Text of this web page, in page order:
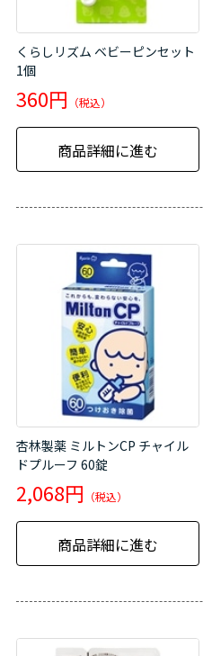
くらしリズム ベビーピンセット
1個
360円
商品詳細に進む
杏林製薬 ミルトンCP チャイル
ドプルーフ 60錠
2,068円
商品詳細に進む